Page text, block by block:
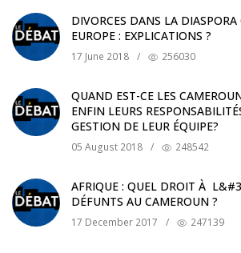
DIVORCES DANS LA
EUROPE : EXPLICATIONS ?
17 June 2018 / 256030
QUAND EST-CE LES
ENFIN LEURS
GESTION DE LEUR ÉQUIPE?
05 August 2018 / 248542
AFRIQUE : QUEL DROIT À
DÉFUNTS AU CAMEROUN ?
17 December 2017 / 247139